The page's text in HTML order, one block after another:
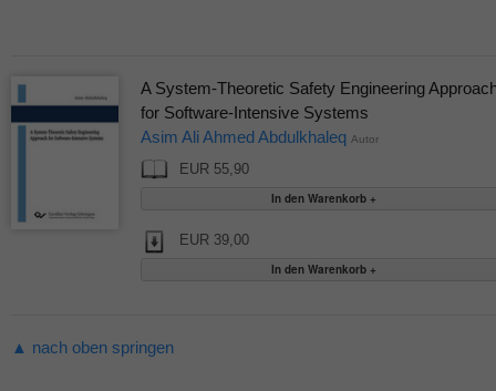
A System-Theoretic Safety Engineering
for Software-Intensive Systems
Asim Ali Ahmed Abdulkhaleq Autor
EUR 55,90
EUR 39,00
▲ nach oben springen